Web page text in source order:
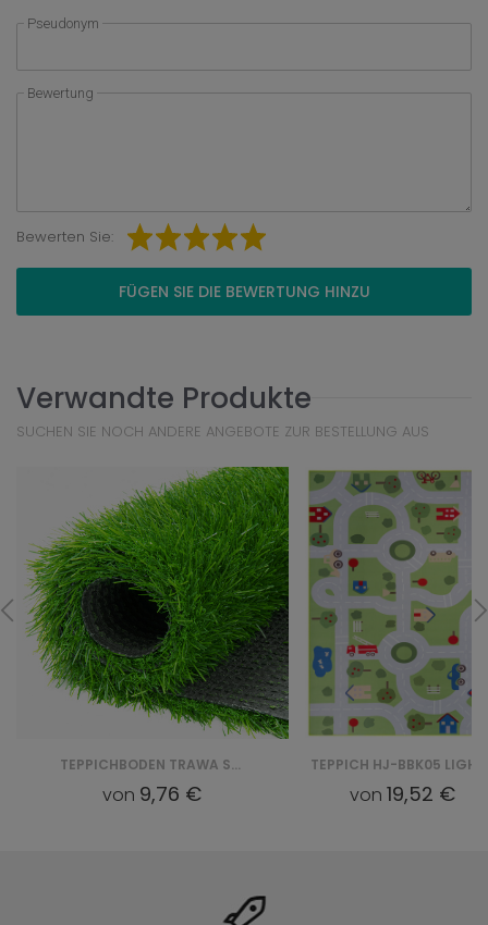
Pseudonym
Bewertung
Bewerten Sie:
FÜGEN SIE DIE BEWERTUNG HINZU
Verwandte Produkte
SUCHEN SIE NOCH ANDERE ANGEBOTE ZUR BESTELLUNG AUS
TEPPICHBODEN TRAWA SZTUCZNA ZIELONA 40MM
von 9,76 € von19,52 €